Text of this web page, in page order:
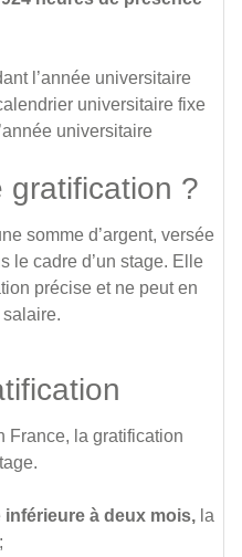
l’année universitaire
universitaire fixe
universitaire
gratification ?
somme d’argent, versée
le cadre d’un stage. Elle
précise et ne peut en
France, la gratification
inférieure à deux mois, la